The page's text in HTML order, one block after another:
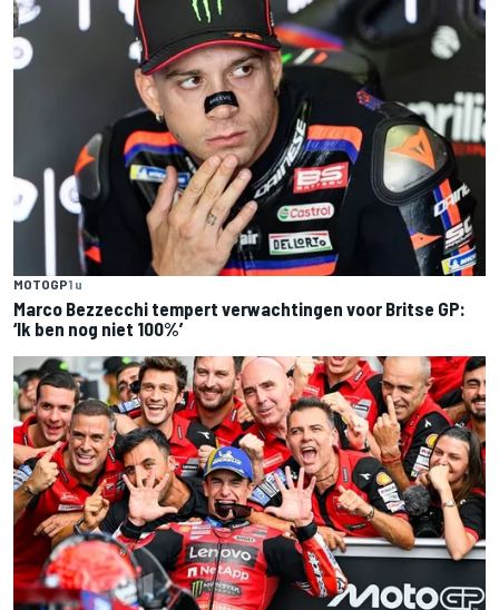
MOTOGP1 u
Marco Bezzecchi tempert verwachtingen voor Britse GP:
‘Ik ben nog niet 100%’